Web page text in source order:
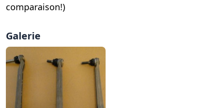
comparaison!)
Galerie